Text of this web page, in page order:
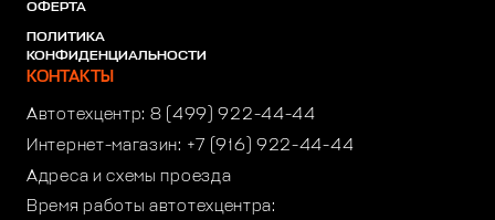
ОФЕРТА
ПОЛИТИКА
КОНФИДЕНЦИАЛЬНОСТИ
КОНТАКТЫ
Автотехцентр: 8 (499) 922-44-44
Интернет-магазин: +7 (916) 922-44-44
Адреса и схемы проезда
Время работы автотехцентра: